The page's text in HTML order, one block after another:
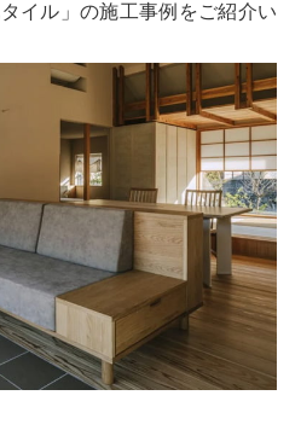
イル」の施工事例をご紹介い